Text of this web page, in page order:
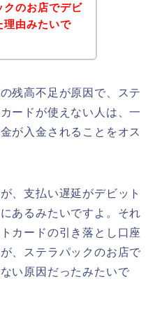
クのお店でデビ
理由みたいで
残高不足が原因で、ステ
ードが使えない人は、一
が入金されることをオス
、支払い遅延がデビット
あるみたいですよ。それ
カードの引き落とし口座
、ステラパックのお店で
い原因だったみたいで